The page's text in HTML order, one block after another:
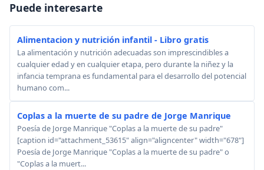
Puede interesarte
Alimentacion y nutrición infantil - Libro gratis
La alimentación y nutrición adecuadas son imprescindibles a
cualquier edad y en cualquier etapa, pero durante la niñez y la
infancia temprana es fundamental para el desarrollo del potencial
humano com...
Coplas a la muerte de su padre de Jorge Manrique
Poesía de Jorge Manrique "Coplas a la muerte de su padre"
[caption id="attachment_53615" align="aligncenter" width="678"]
Poesía de Jorge Manrique "Coplas a la muerte de su padre" o
"Coplas a la muert...